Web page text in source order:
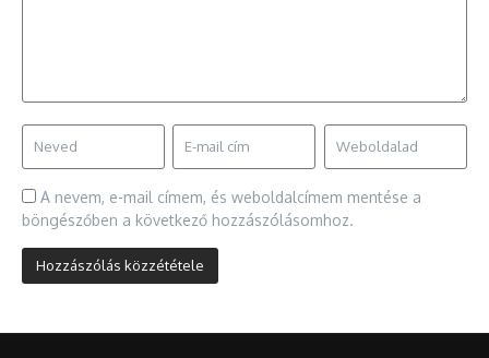
A nevem, e-mail címem, és weboldalcímem mentése a
böngészőben a következő hozzászólásomhoz.